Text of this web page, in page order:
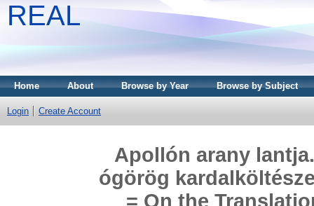
REAL
Home About Browse by Year Browse by Subject
Login Create Account
Apollón arany
ógörög
= On the